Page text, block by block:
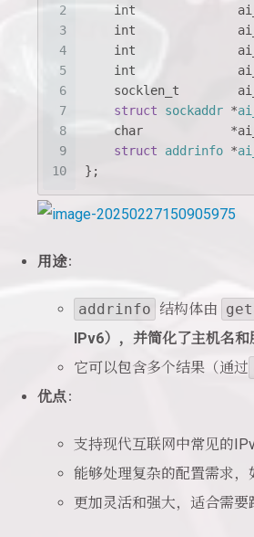
2
3
4
5
6
7
8
9
10
int
int
int
int
socklen_t
struct
sockaddr *
char
struct
addrinfo *
};
用途：
addrinfo 结构体由
IPv6），并简化了主机名
它可以包含多个结果（通过
优点：
支持现代互联网中常见的
能够处理复杂的配置需求，
更加灵活和强大，适合需要